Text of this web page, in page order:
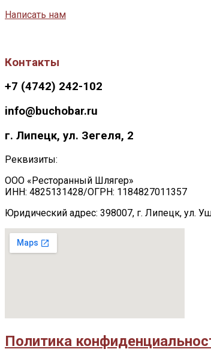
Написать нам
Контакты
+7 (4742) 242-102
info@buchobar.ru
г. Липецк, ул. Зегеля, 2
Реквизиты:
ООО «Ресторанный Шлягер»
ИНН: 4825131428/ОГРН: 1184827011357
Юридический адрес: 398007, г. Липецк, ул.
Политика